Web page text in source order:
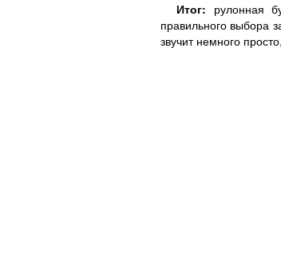
Итог: рулонная
правильного выбора
звучит немного